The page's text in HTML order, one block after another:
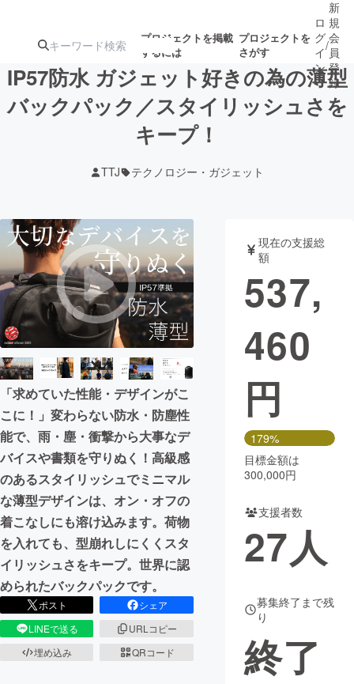
プロジェクトを掲載
するには
プロジェクトを
さがす
注目の新着プロ募集終了が近いプ
テクノロジー・ガジェット
映像・映画 書籍・雑誌
ビジネス・起業 チャレンジ
まちづくり・地域活性化
CAMPFIRE for Social Good
CAMPFIRE Creation
CAMPFIREふるさと納税machi-ya コミュニティ
ロ
グ
イ
ン
/
新
規
会
員
登
録
IP57防水 ガジェット好きの為の薄型
バックパック／スタイリッシュさを
キープ！
TTJ テクノロジー・ガジェット
「求めていた性能・デザインがこ
こに！」変わらない防水・防塵性
能で、雨・塵・衝撃から大事なデ
バイスや書類を守りぬく！高級感
のあるスタイリッシュでミニマル
な薄型デザインは、オン・オフの
着こなしにも溶け込みます。荷物
を入れても、型崩れしにくくスタ
イリッシュさをキープ。世界に認
められたバックパックです。
ポスト
シェア
LINEで送る
URLコピー
埋め込み
QRコード
現在の支援総
額
537,
460
円
179%
目標金額は
300,000円
支援者数
27人
募集終了まで残
り
終了